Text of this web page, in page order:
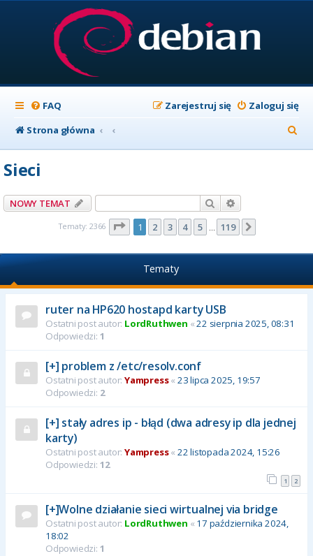
FAQ Zaloguj się
Zarejestruj się
Strona główna
z
Sieci
NOWY TEMAT Szukaj
Tematy: 2366 Strona z119
1 2 3 4 5 119
Tematy
ruter na HP620 hostapd karty USB
Ostatni post autor: LordRuthwen «22 sierpnia 2025, 08:31
Odpowiedzi: 1
[+] problem z /etc/resolv.conf
Ostatni post autor: Yampress« 23 lipca 2025, 19:57
Odpowiedzi: 2
[+] stały adres ip - błąd (dwa adresy ip dla jednej
karty)
Ostatni post autor: Yampress« 22 listopada 2024, 15:26
Odpowiedzi: 12
1 2
[+]Wolne działanie sieci wirtualnej via bridge
Ostatni post autor: LordRuthwen « 17 października 2024,
18:02
Odpowiedzi: 1